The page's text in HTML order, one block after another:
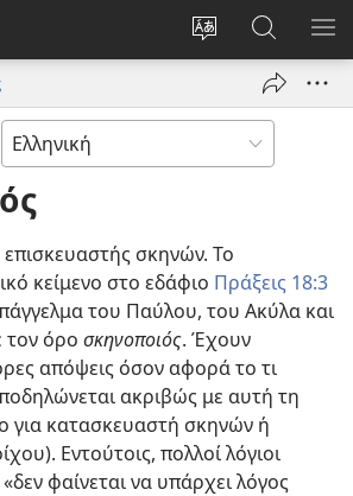
Αλλαγή
γλώσσας
ιστότοπου
Σύνδεση
(ανοίγει
παράθυρο)
στο
JW.ORG
σκηνών. Το
κείμενο στο εδάφιο Πράξεις 18:3
του Παύλου, του Ακύλα και
τον όρο σκηνοποιός. Έχουν
απόψεις όσον αφορά το τι
ακριβώς με αυτή τη
για κατασκευαστή σκηνών ή
Εντούτοις, πολλοί λόγιοι
φαίνεται να υπάρχει λόγος